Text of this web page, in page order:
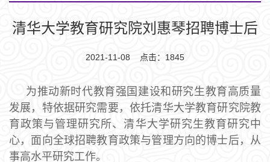
清华大学教育研究院刘惠琴招聘博士后
2021-11-08 点击： 1845
为推动新时代教育强国建设和研究生教育高质量
发展，特依据研究需要，依托清华大学教育研究院教
育政策与管理研究所、清华大学研究生教育研究中
心，面向全球招聘教育政策与管理方向的博士后，从
事高水平研究工作。